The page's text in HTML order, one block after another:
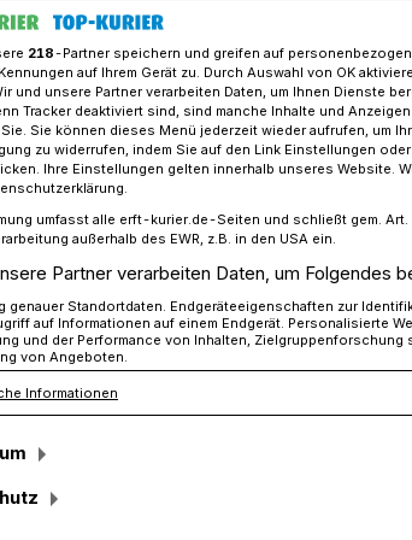
Im Notfall schnell vor Ort​
vor Ort
durch Brand auf Schrottplatz“
– wenn von solchen Ereignissen
der Unteren
Acht Männer und zwei Frauen
vergangenen Jahr 70 Mal
218-Partner speichern und greifen auf
auf Ihrem Gerät zu. Durch Auswahl von OK
und unsere Partner verarbeiten Daten, um Ihnen Dienste
Tracker deaktiviert sind, sind manche Inhalte und
Sie können dieses Menü jederzeit wieder aufrufen, um
zu widerrufen, indem Sie auf den Link Einstellungen
Ihre Einstellungen gelten innerhalb unseres Website.
umfasst alle erft-kurier.de-Seiten und schließt gem. Art.
außerhalb des EWR, z.B. in den USA ein.
Partner verarbeiten Daten, um Folgendes
genauer Standortdaten. Endgeräteeigenschaften zur
auf Informationen auf einem Endgerät. Personalisierte
und der Performance von Inhalten, Zielgruppenforschung
von Angeboten.
Informationen